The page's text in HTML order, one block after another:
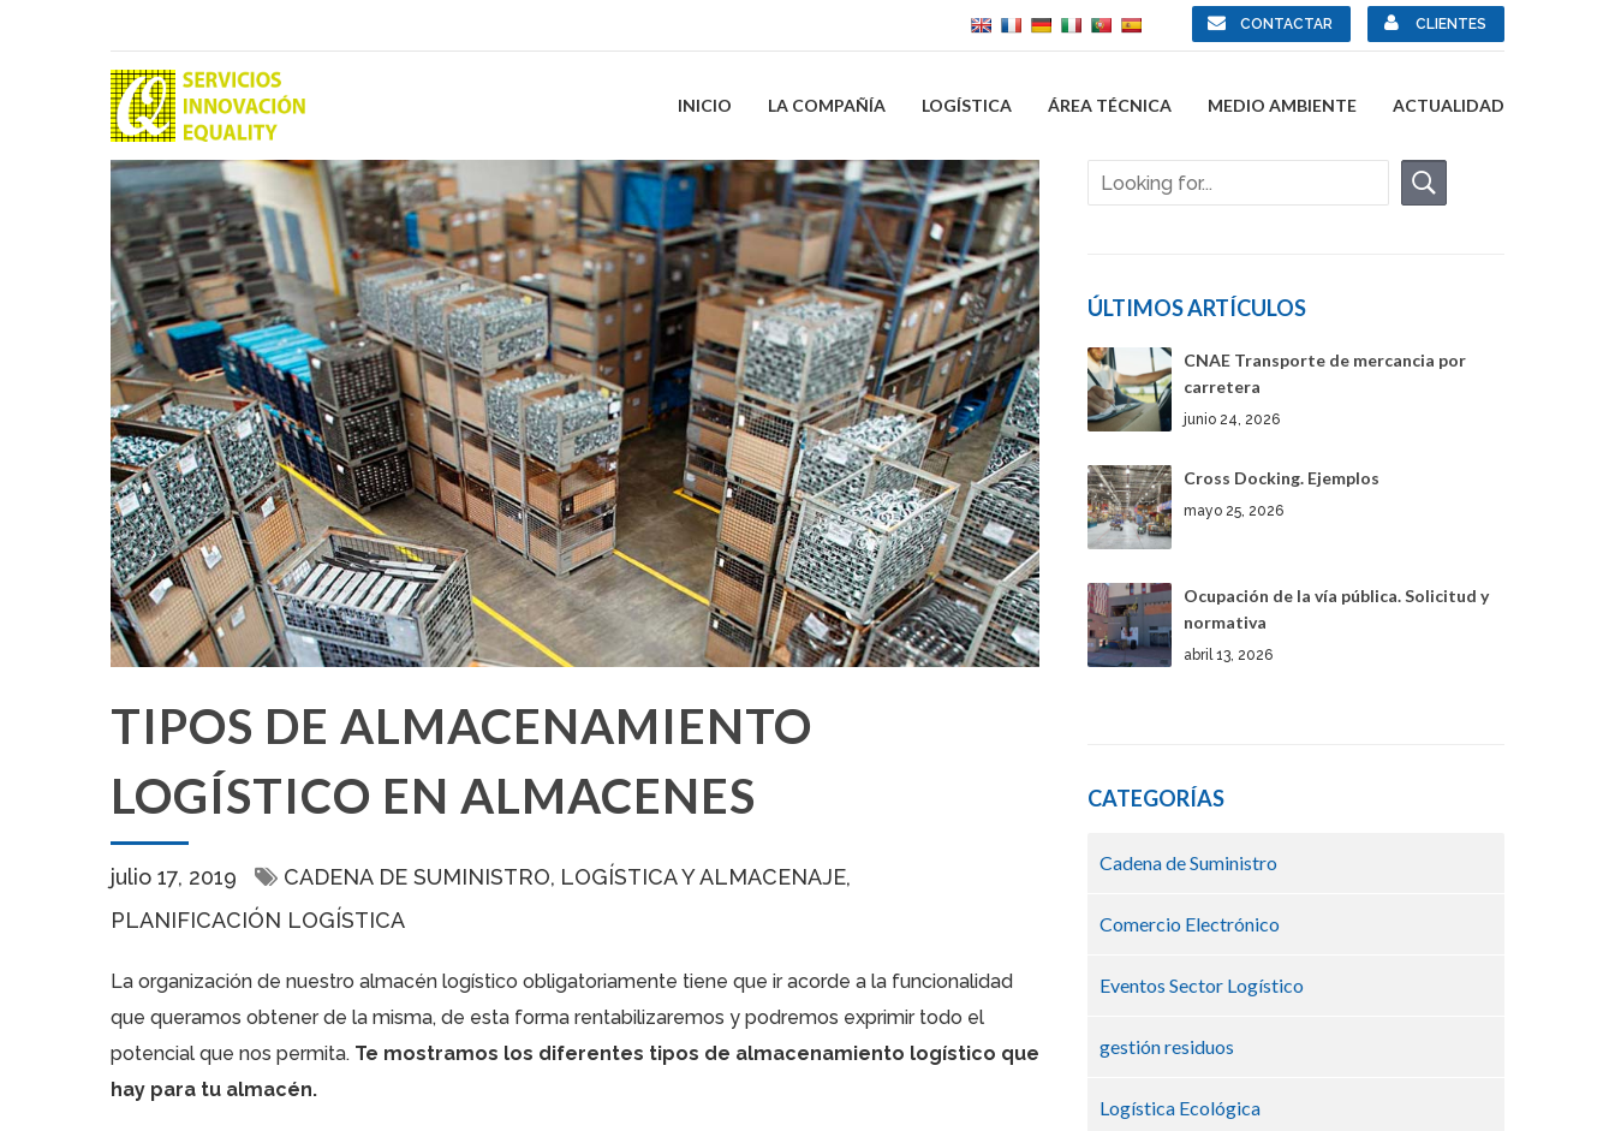
CONTACTAR CLIENTES
INICIO LA COMPAÑÍA LOGÍSTICA ÁREA TÉCNICA MEDIO AMBIENTE ACTUALIDAD
TIPOS DE ALMACENAMIENTO
LOGÍSTICO EN ALMACENES
julio 17, 2019 CADENA DE SUMINISTRO LOGÍSTICA Y ALMACENAJE
PLANIFICACIÓN LOGÍSTICA
La organización de nuestro almacén logístico obligatoriamente tiene que ir acorde a la funcionalidad
que queramos obtener de la misma, de esta forma rentabilizaremos y podremos exprimir todo el
potencial que nos permita. Te mostramos los diferentes tipos de almacenamiento logístico que
hay para tu almacén.
ÚLTIMOS ARTÍCULOS
CNAE Transporte de mercancia por
carretera
junio 24, 2026
Cross Docking. Ejemplos
mayo 25, 2026
Ocupación de la vía pública. Solicitud y
normativa
abril 13, 2026
CATEGORÍAS
Cadena de Suministro
Comercio Electrónico
Eventos Sector Logístico
gestión residuos
Logística Ecológica